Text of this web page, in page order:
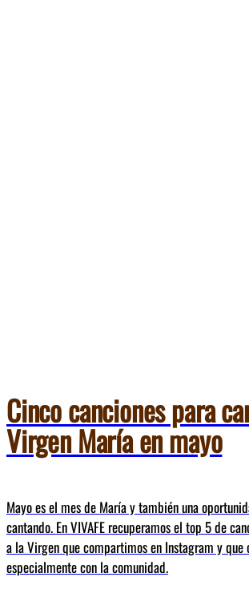
Cinco canciones para
Virgen María en mayo
Mayo es el mes de María y también una
cantando. En VIVAFE recuperamos el top 5 de
a la Virgen que compartimos en Instagram y que
especialmente con la comunidad.